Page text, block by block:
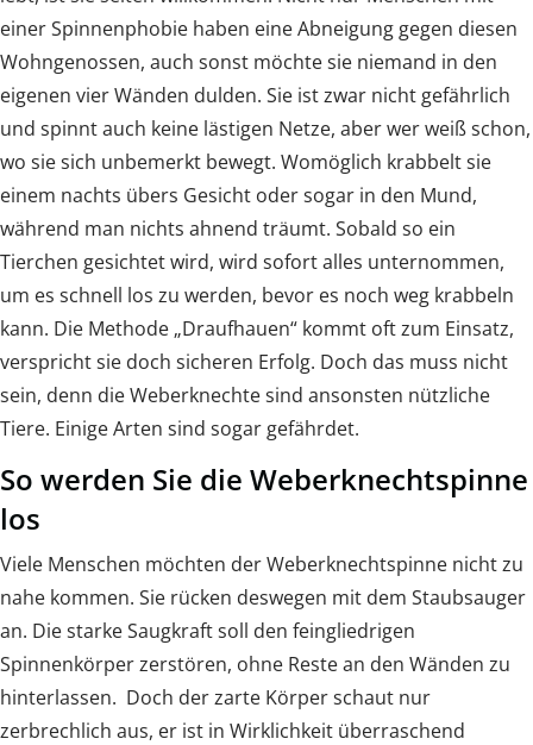
einer Spinnenphobie haben eine Abneigung gegen diesen
Wohngenossen, auch sonst möchte sie niemand in den
eigenen vier Wänden dulden. Sie ist zwar nicht gefährlich
und spinnt auch keine lästigen Netze, aber wer weiß schon,
wo sie sich unbemerkt bewegt. Womöglich krabbelt sie
einem nachts übers Gesicht oder sogar in den Mund,
während man nichts ahnend träumt. Sobald so ein
Tierchen gesichtet wird, wird sofort alles unternommen,
um es schnell los zu werden, bevor es noch weg krabbeln
kann. Die Methode „Draufhauen“ kommt oft zum Einsatz,
verspricht sie doch sicheren Erfolg. Doch das muss nicht
sein, denn die Weberknechte sind ansonsten nützliche
Tiere. Einige Arten sind sogar gefährdet.
So werden Sie die Weberknechtspinne
los
Viele Menschen möchten der Weberknechtspinne nicht zu
nahe kommen. Sie rücken deswegen mit dem Staubsauger
an. Die starke Saugkraft soll den feingliedrigen
Spinnenkörper zerstören, ohne Reste an den Wänden zu
hinterlassen. Doch der zarte Körper schaut nur
zerbrechlich aus, er ist in Wirklichkeit überraschend